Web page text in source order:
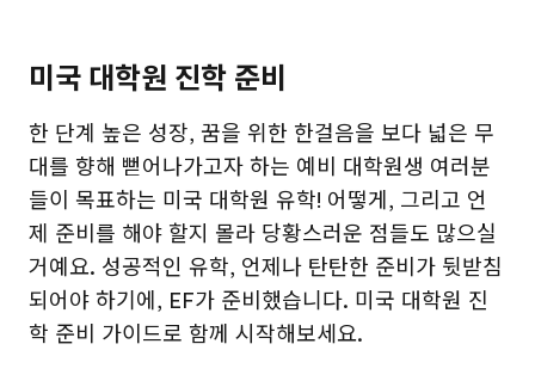
미국 대학원 진학 준비
한 단계 높은 성장, 꿈을 위한 한걸음을 보다 넓은 무
대를 향해 뻗어나가고자 하는 예비 대학원생 여러분
들이 목표하는 미국 대학원 유학! 어떻게, 그리고 언
제 준비를 해야 할지 몰라 당황스러운 점들도 많으실
거예요. 성공적인 유학, 언제나 탄탄한 준비가 뒷받침
되어야 하기에, EF가 준비했습니다. 미국 대학원 진
학 준비 가이드로 함께 시작해보세요.